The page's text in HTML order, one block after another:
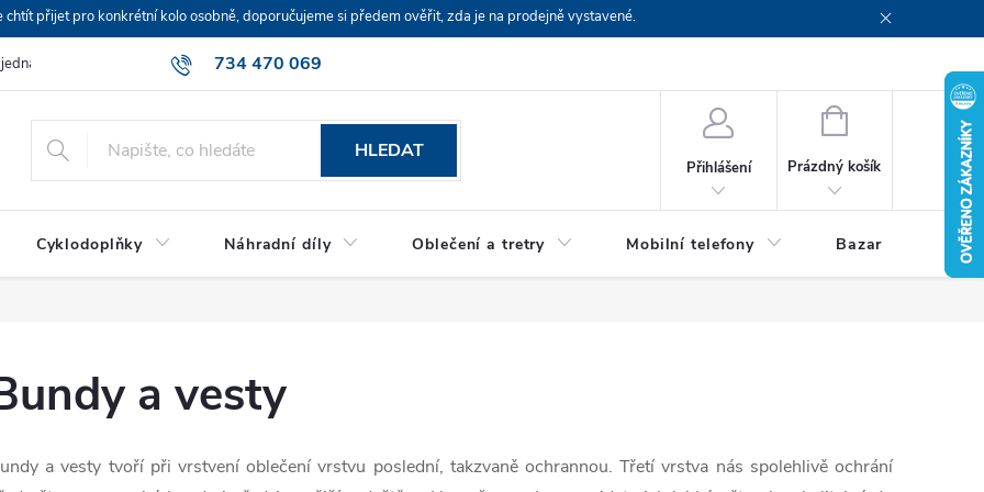
přijet pro konkrétní kolo osobně, doporučujeme si předem ověřit, zda je na prodejně vystavené.
734 470 069
HLEDAT
Přihlášení
NÁKUPNÍ
Prázdný košík
Cyklodoplňky Náhradní díly Oblečení a tretry Mobilní telefony Bazar Servis
a vesty
a vesty tvoří při vrstvení oblečení vrstvu poslední, takzvaně ochrannou. Třetí vrstva nás spolehlivě ochrání